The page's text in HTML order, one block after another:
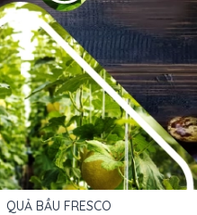
QUẢ BẦU FRESCO